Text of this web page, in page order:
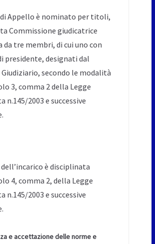
di Appello è nominato per titoli,
Commissione giudicatrice
da tre membri, di cui uno con
presidente, designati dal
secondo le modalità
3, comma 2 della Legge
n.145/2003 e successive
è disciplinata
4, comma 2, della Legge
n.145/2003 e successive
e accettazione delle norme e